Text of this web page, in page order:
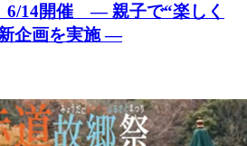
6/14開催 ― 親子で“楽しく
企画を実施 ―